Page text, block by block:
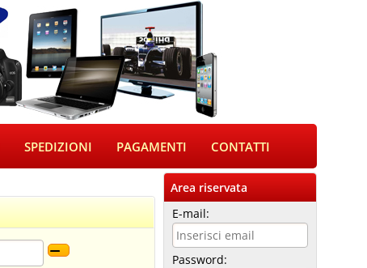
SPEDIZIONI PAGAMENTI CONTATTI
Area riservata
E-mail:
Password: